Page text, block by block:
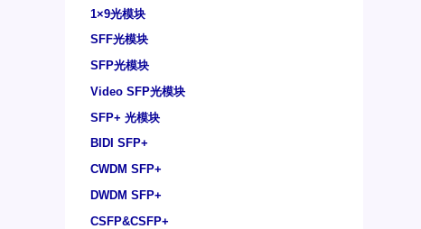
1×9光模块
SFF光模块
SFP光模块
Video SFP光模块
SFP+ 光模块
BIDI SFP+
CWDM SFP+
DWDM SFP+
CSFP&CSFP+